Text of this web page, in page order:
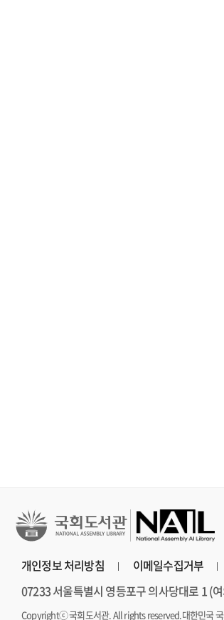
개인정보 처리방침 이메일수집거부
07233 서울특별시 영등포구 의사당대로 1 (
Copyrightⓒ 국회도서관. All rights reserved.대한민국